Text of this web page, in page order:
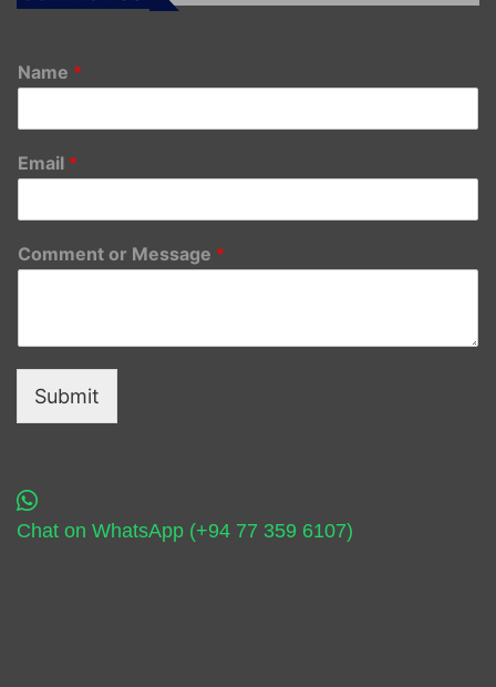
Name *
Email *
Comment or Message *
Submit
Chat on WhatsApp (+94 77 359 6107)